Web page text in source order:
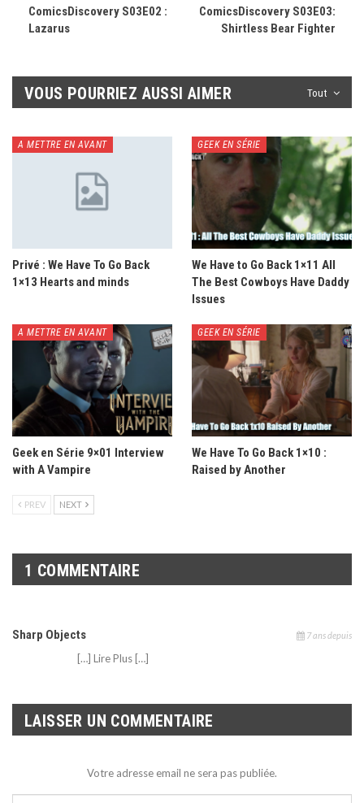
ComicsDiscovery S03E02 :
Lazarus
ComicsDiscovery S03E03:
Shirtless Bear Fighter
Tout
VOUS POURRIEZ AUSSI AIMER
A METTRE EN AVANT
Privé : We Have To Go Back
1×13 Hearts and minds
GEEK EN SÉRIE
We Have to Go Back 1×11 All
The Best Cowboys Have Daddy
Issues
A METTRE EN AVANT
Geek en Série 9×01 Interview
with A Vampire
GEEK EN SÉRIE
We Have To Go Back 1×10 :
Raised by Another
PREV NEXT
1 COMMENTAIRE
Sharp Objects 7 ans depuis
[…] Lire Plus […]
LAISSER UN COMMENTAIRE
Votre adresse email ne sera pas publiée.